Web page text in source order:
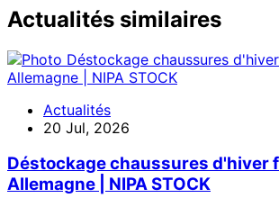
Actualités similaires
Actualités
20 Jul, 2026
Déstockage chaussures d'hiver
Allemagne | NIPA STOCK